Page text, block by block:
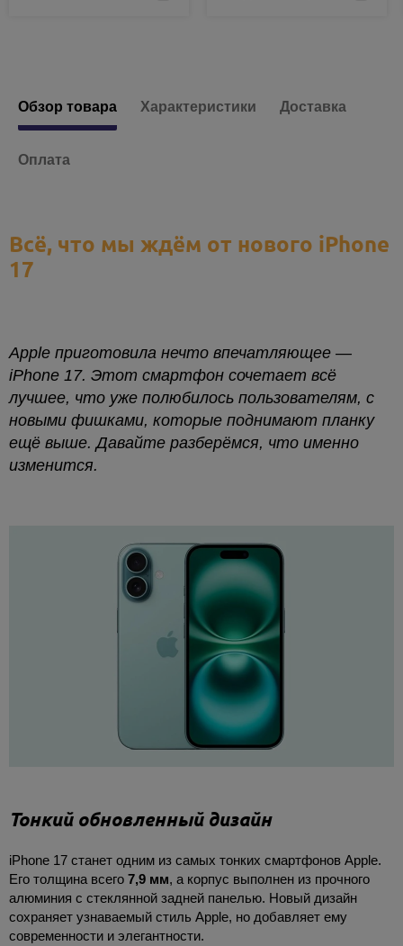
Обзор товара Характеристики Доставка
Оплата
Всё, что мы ждём от нового iPhone
17
Apple приготовила нечто впечатляющее —
iPhone 17. Этот смартфон сочетает всё
лучшее, что уже полюбилось пользователям, с
новыми фишками, которые поднимают планку
ещё выше. Давайте разберёмся, что именно
изменится.
Тонкий обновленный дизайн
iPhone 17 станет одним из самых тонких смартфонов Apple.
Его толщина всего 7,9 мм, а корпус выполнен из прочного
алюминия с стеклянной задней панелью. Новый дизайн
сохраняет узнаваемый стиль Apple, но добавляет ему
современности и элегантности.